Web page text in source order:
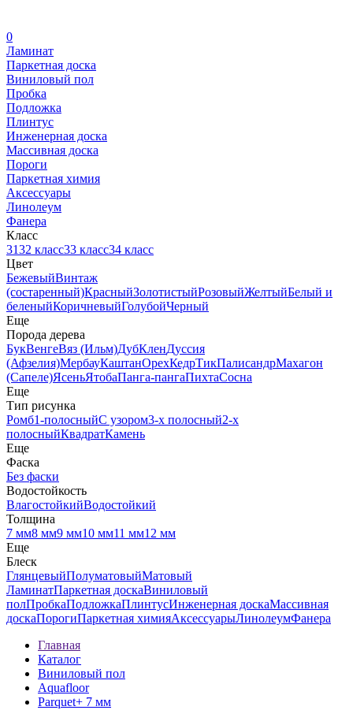
0
Ламинат
Паркетная доска
Виниловый пол
Пробка
Подложка
Плинтус
Инженерная доска
Массивная доска
Пороги
Паркетная химия
Аксессуары
Линолеум
Фанера
Класс
3132 класс33 класс34 класс
Цвет
БежевыйВинтаж
(состаренный)КрасныйЗолотистыйРозовыйЖелтыйБелый и
беленыйКоричневыйГолубойЧерный
Еще
Порода дерева
БукВенгеВяз (Ильм)ДубКленДуссия
(Афзелия)МербауКаштанОрехКедрТикПалисандрМахагон
(Сапеле)ЯсеньЯтобаПанга-пангаПихтаСосна
Еще
Тип рисунка
Ромб1-полосныйС узором3-х полосный2-х
полосныйКвадратКамень
Еще
Фаска
Без фаски
Водостойкость
ВлагостойкийВодостойкий
Толщина
7 мм8 мм9 мм10 мм11 мм12 мм
Еще
Блеск
ГлянцевыйПолуматовыйМатовый
ЛаминатПаркетная доскаВиниловый
полПробкаПодложкаПлинтусИнженерная доскаМассивная
доскаПорогиПаркетная химияАксессуарыЛинолеумФанера
Главная
Каталог
Виниловый пол
Aquafloor
Parquet+ 7 мм